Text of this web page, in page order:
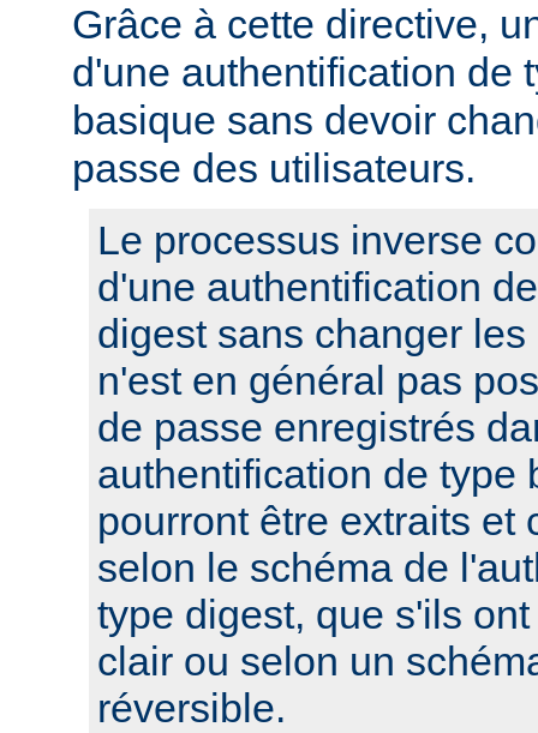
Grâce à cette directive,
d'une authentification de
basique sans devoir
passe des utilisateurs.
Le processus inverse
d'une authentification
digest sans changer
n'est en général pas
de passe enregistrés
authentification de type
pourront être extraits et
selon le schéma de
type digest, que s'ils
clair ou selon un
réversible.